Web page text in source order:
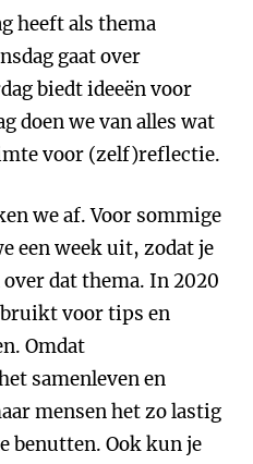
heeft als thema
gaat over
biedt ideeën voor
doen we van alles wat
voor (zelf)reflectie.
we af. Voor sommige
een week uit, zodat je
dat thema. In 2020
voor tips en
Omdat
samenleven en
mensen het zo lastig
benutten. Ook kun je